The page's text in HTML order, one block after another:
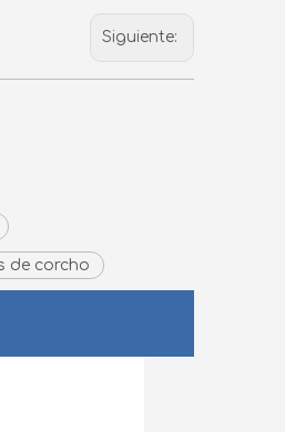
Siguiente:
de corcho